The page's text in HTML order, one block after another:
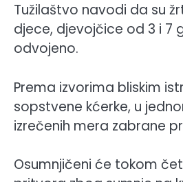
Tužilaštvo navodi da su
djece, djevojčice od 3 i 7
odvojeno.
Prema izvorima bliskim
sopstvene kćerke, u
izrečenih mera zabrane
Osumnjičeni će tokom